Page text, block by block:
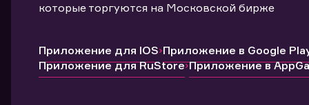
которые торгуются на Московской бирже
Приложение для IOS Приложение в Google
Приложение для RuStore Приложение в